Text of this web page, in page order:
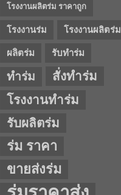
โรงงานผลิตร่ม ราคาถูก
โรงงานร่ม โรงงานผลิตร่ม
ผลิตร่ม รับทำร่ม
ทำร่ม
สั่งทำร่ม
โรงงานทำร่ม
รับผลิตร่ม
ร่ม ราคา
ขายส่งร่ม